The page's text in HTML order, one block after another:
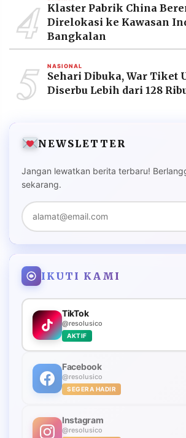
4
Klaster Pabrik China
Direlokasi ke Kawasan
Bangkalan
5 NASIONAL
Sehari Dibuka, War Tiket
Diserbu Lebih dari 128
NEWSLETTER
Jangan lewatkan berita terbaru!
sekarang.
IKUTI KAMI
TikTok
@resolusico
AKTIF
Facebook
@resolusico
SEGERA HADIR
Instagram
@resolusico